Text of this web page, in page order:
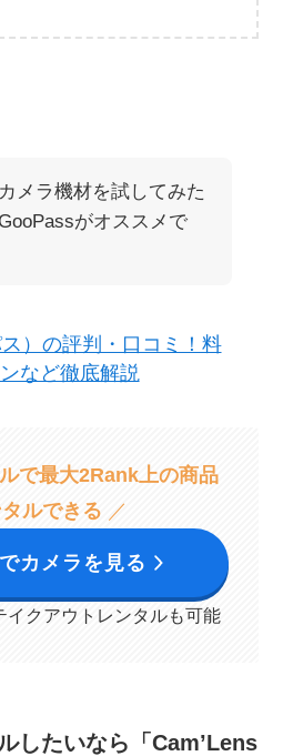
メラ機材を試してみた
がオススメで
）の評判・口コミ！料
など徹底解説
で最大2Rank上の商品
ルできる ／
カメラを見る
クアウトレンタルも可能
したいなら「Cam’Lens